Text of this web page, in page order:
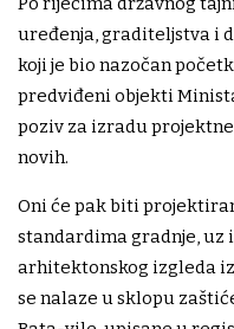
uređenja, graditeljstva i
koji je bio nazočan
predviđeni objekti
poziv za izradu
novih.
Oni će pak biti
standardima gradnje, uz
arhitektonskog izgleda iz
se nalaze u sklopu